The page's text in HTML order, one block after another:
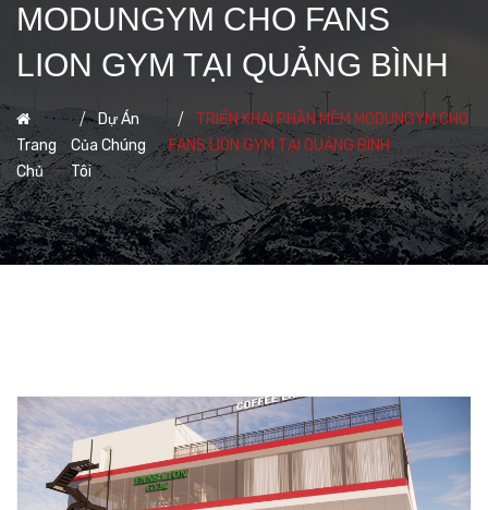
MODUNGYM CHO FANS
LION GYM TẠI QUẢNG BÌNH
Trang
Chủ
Dự Án
Của Chúng
Tôi
TRIỂN KHAI PHẦN MỀM MODUNGYM CHO
FANS LION GYM TẠI QUẢNG BÌNH